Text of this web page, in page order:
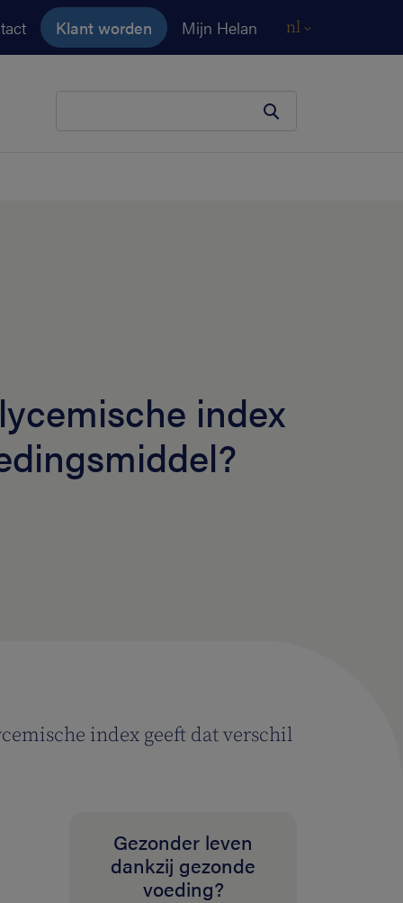
Klant worden Mijn Helan nl
index
index geeft dat verschil
Gezonder leven
dankzij gezonde
voeding?